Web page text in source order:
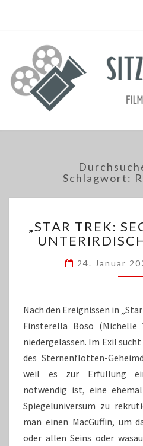
Schlagwort:
„STAR TREK:
24. Januar
Nach den Ereignissen in
Finsterella Böso (Michelle
niedergelassen. Im Exil
des Sternenflotten-
weil es zur Erfüllung
notwendig ist, eine
Spiegeluniversum zu
man einen MacGuffin, um
oder allen Seins oder